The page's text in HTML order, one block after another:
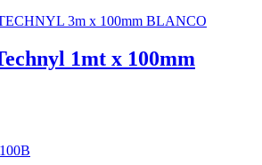
1mt x 100mm